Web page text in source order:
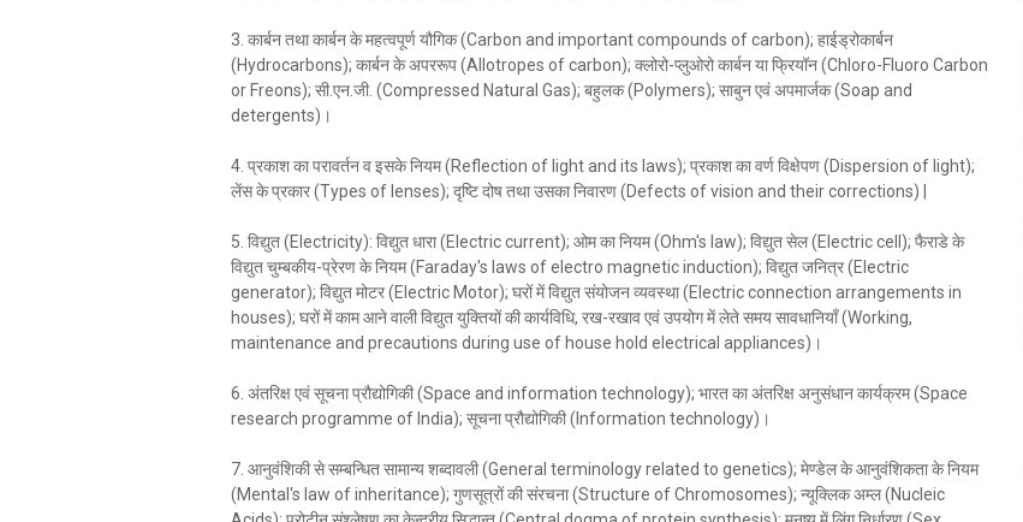
3. कार्बन तथा कार्बन के महत्वपूर्ण यौगिक (Carbon and important compounds of carbon); हाईड्रोकार्बन
(Hydrocarbons); कार्बन के अपररूप (Allotropes of carbon); क्लोरो-प्लुओरो कार्बन या फ्रियॉन (Chloro-Fluoro Carbon
or Freons); सी.एन.जी. (Compressed Natural Gas); बहुलक (Polymers); साबुन एवं अपमार्जक (Soap and
detergents)।
4. प्रकाश का परावर्तन व इसके नियम (Reflection of light and its laws); प्रकाश का वर्ण विक्षेपण (Dispersion of light);
लेंस के प्रकार (Types of lenses); दृष्टि दोष तथा उसका निवारण (Defects of vision and their corrections) |
5. विद्युत (Electricity): विद्युत धारा (Electric current); ओम का नियम (Ohm's law); विद्युत सेल (Electric cell); फैराडे के
विद्युत चुम्बकीय-प्रेरण के नियम (Faraday's laws of electro magnetic induction); विद्युत जनित्र (Electric
generator); विद्युत मोटर (Electric Motor); घरों में विद्युत संयोजन व्यवस्था (Electric connection arrangements in
houses); घरों में काम आने वाली विद्युत युक्तियों की कार्यविधि, रख-रखाव एवं उपयोग में लेते समय सावधानियाँ (Working,
maintenance and precautions during use of house hold electrical appliances)।
6. अंतरिक्ष एवं सूचना प्रौद्योगिकी (Space and information technology); भारत का अंतरिक्ष अनुसंधान कार्यक्रम (Space
research programme of India); सूचना प्रौद्योगिकी (Information technology)।
7. आनुवंशिकी से सम्बन्धित सामान्य शब्दावली (General terminology related to genetics); मेण्डेल के आनुवंशिकता के नियम
(Mental's law of inheritance); गुणसूत्रों की संरचना (Structure of Chromosomes); न्यूक्लिक अम्ल (Nucleic